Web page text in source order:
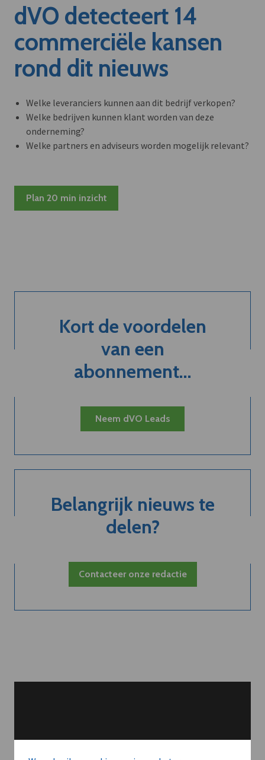
dVO detecteert 14
commerciële kansen
rond dit nieuws
Welke leveranciers kunnen aan dit bedrijf verkopen?
Welke bedrijven kunnen klant worden van deze
onderneming?
Welke partners en adviseurs worden mogelijk relevant?
Plan 20 min inzicht
Kort de voordelen
van een
abonnement...
Neem dVO Leads
Belangrijk nieuws te
delen?
Contacteer onze redactie